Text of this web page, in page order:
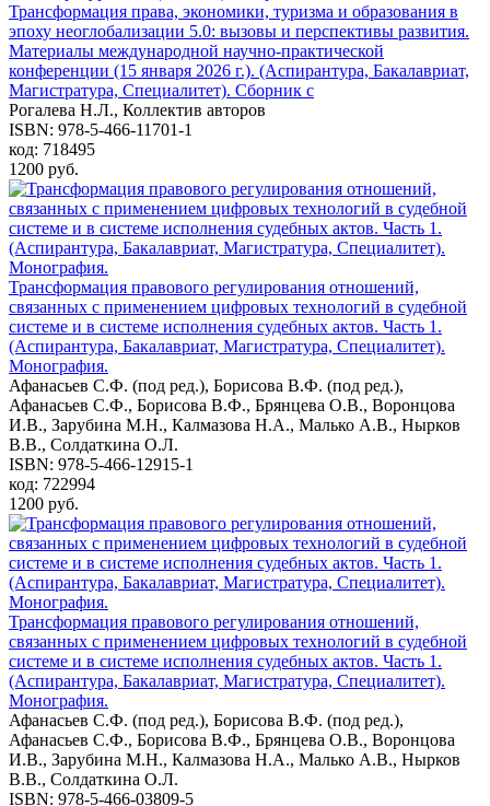
Трансформация права, экономики, туризма и образования в
эпоху неоглобализации 5.0: вызовы и перспективы развития.
Материалы международной научно-практической
конференции (15 января 2026 г.). (Аспирантура, Бакалавриат,
Магистратура, Специалитет). Сборник с
Рогалева Н.Л., Коллектив авторов
ISBN: 978-5-466-11701-1
код: 718495
1200 руб.
Трансформация правового регулирования отношений,
связанных с применением цифровых технологий в судебной
системе и в системе исполнения судебных актов. Часть 1.
(Аспирантура, Бакалавриат, Магистратура, Специалитет).
Монография.
Афанасьев С.Ф. (под ред.), Борисова В.Ф. (под ред.),
Афанасьев С.Ф., Борисова В.Ф., Брянцева О.В., Воронцова
И.В., Зарубина М.Н., Калмазова Н.А., Малько А.В., Нырков
В.В., Солдаткина О.Л.
ISBN: 978-5-466-12915-1
код: 722994
1200 руб.
Трансформация правового регулирования отношений,
связанных с применением цифровых технологий в судебной
системе и в системе исполнения судебных актов. Часть 1.
(Аспирантура, Бакалавриат, Магистратура, Специалитет).
Монография.
Афанасьев С.Ф. (под ред.), Борисова В.Ф. (под ред.),
Афанасьев С.Ф., Борисова В.Ф., Брянцева О.В., Воронцова
И.В., Зарубина М.Н., Калмазова Н.А., Малько А.В., Нырков
В.В., Солдаткина О.Л.
ISBN: 978-5-466-03809-5